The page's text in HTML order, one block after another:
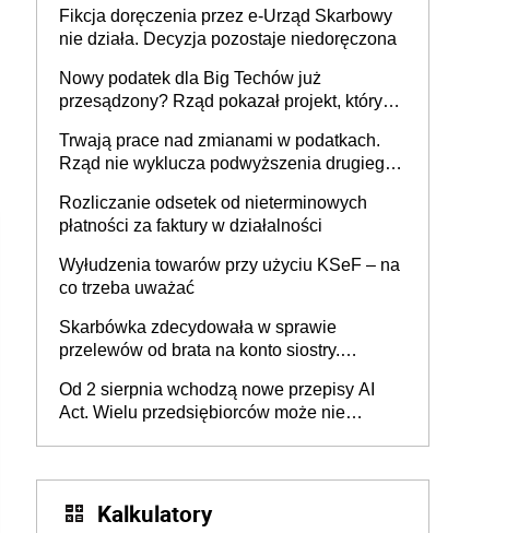
Fikcja doręczenia przez e-Urząd Skarbowy
nie działa. Decyzja pozostaje niedoręczona
Nowy podatek dla Big Techów już
przesądzony? Rząd pokazał projekt, który
Trwają prace nad zmianami w podatkach.
Rząd nie wyklucza podwyższenia drugiego
Rozliczanie odsetek od nieterminowych
płatności za faktury w działalności
Wyłudzenia towarów przy użyciu KSeF – na
co trzeba uważać
Skarbówka zdecydowała w sprawie
przelewów od brata na konto siostry.
darowizna, ale podatku jednak nie będzie
Od 2 sierpnia wchodzą nowe przepisy AI
Act. Wielu przedsiębiorców może nie
Kalkulatory